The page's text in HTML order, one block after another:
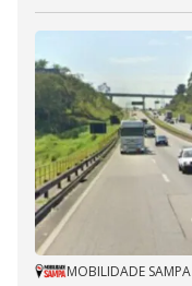
MOBILIDADE SAMPA